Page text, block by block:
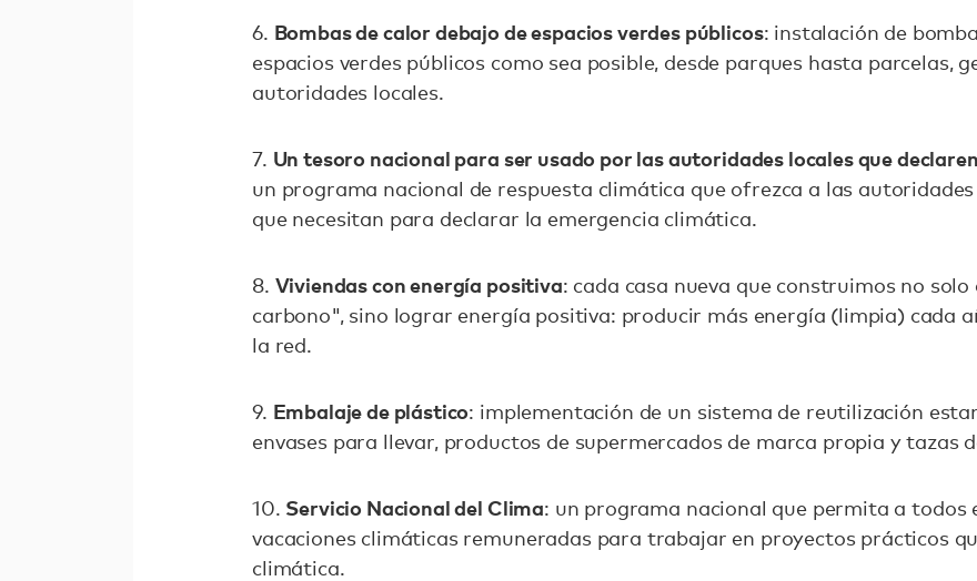
6. Bombas de calor debajo de espacios verdes públicos: instalación de
espacios verdes públicos como sea posible, desde parques hasta parcelas,
autoridades locales.
7. Un tesoro nacional para ser usado por las autoridades locales que
un programa nacional de respuesta climática que ofrezca a las
que necesitan para declarar la emergencia climática.
8. Viviendas con energía positiva: cada casa nueva que construimos no
carbono", sino lograr energía positiva: producir más energía (limpia) cada
la red.
9. Embalaje de plástico: implementación de un sistema de reutilización
envases para llevar, productos de supermercados de marca propia y tazas
10. Servicio Nacional del Clima: un programa nacional que permita a todos
vacaciones climáticas remuneradas para trabajar en proyectos prácticos
climática.